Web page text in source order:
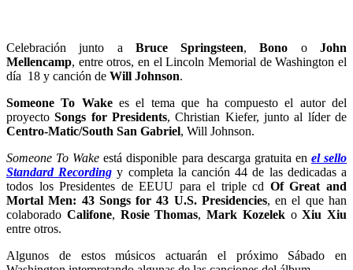
Celebración junto a Bruce Springsteen,Bono oJohn
Mellencamp, entre otros, en el Lincoln Memorial de Washington el
día 18 y canción de Will Johnson.
Someone To Wakees el tema que ha compuesto el autor del
proyectoSongs for Presidents, Christian Kiefer, junto al líder de
Centro-Matic/South San Gabriel, Will Johnson.
Someone To Wake está disponible para descarga gratuita en el sello
Standard Recording y completa la canción 44 de las dedicadas a
todos los Presidentes de EEUU para el triple cd Of Great and
Mortal Men: 43 Songs for 43 U.S. Presidencies, en el que han
colaborado Califone, Rosie Thomas, Mark KozelekoXiu Xiu
entre otros.
Algunos de estos músicos actuarán el próximo Sábado en